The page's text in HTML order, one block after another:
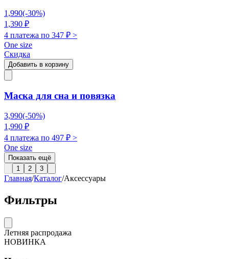
1,990(-30%)
1,390 ₽
4 платежа по 347 ₽ >
One size
Скидка
Добавить в корзину
Маска для сна и повязка
3,990(-50%)
1,990 ₽
4 платежа по 497 ₽ >
One size
Показать ещё
1
2 3
Главная/Каталог/Аксессуары
Фильтры
Летняя распродажа
НОВИНКА